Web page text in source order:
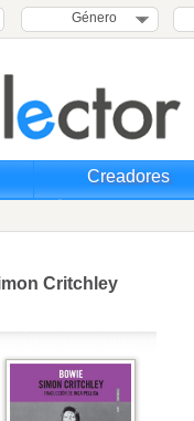
Género
Creadores
Critchley